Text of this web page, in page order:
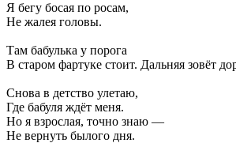
Я бегу босая по росам,
Не жалея головы.
Там бабулька у порога
В старом фартуке стоит. Дальняя зовёт
Снова в детство улетаю,
Где бабуля ждёт меня.
Но я взрослая, точно знаю —
Не вернуть былого дня.